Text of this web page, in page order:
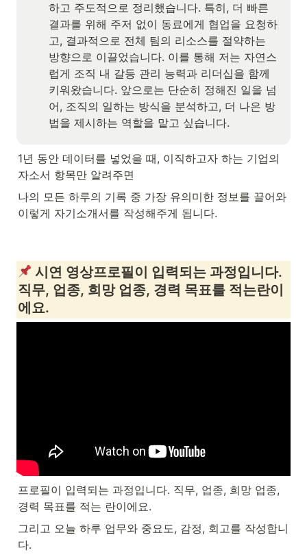
하고 주도적으로 정리했습니다. 특히, 더 빠른
결과를 위해 주저 없이 동료에게 협업을 요청하
고, 결과적으로 전체 팀의 리소스를 절약하는
방향으로 이끌었습니다. 이를 통해 저는 자연스
럽게 조직 내 갈등 관리 능력과 리더십을 함께
키워왔습니다. 앞으로는 단순히 정해진 일을 넘
어, 조직의 일하는 방식을 분석하고, 더 나은 방
법을 제시하는 역할을 맡고 싶습니다.
1년 동안 데이터를 넣었을 때, 이직하고자 하는 기업의
자소서 항목만 알려주면
나의 모든 하루의 기록 중 가장 유의미한 정보를 끌어와
이렇게 자기소개서를 작성해주게 됩니다.
시연 영상프로필이 입력되는 과정입니다.
직무, 업종, 희망 업종, 경력 목표를 적는란이
에요.
프로필이 입력되는 과정입니다. 직무, 업종, 희망 업종,
경력 목표를 적는 란이에요.
그리고 오늘 하루 업무와 중요도, 감정, 회고를 작성합니
다.